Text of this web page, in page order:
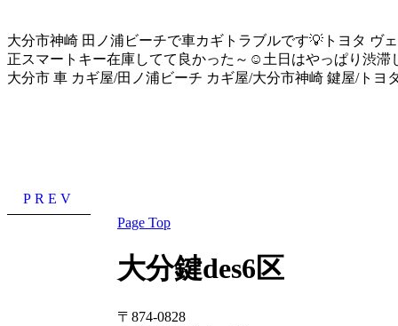
大分市神崎 田ノ浦ビーチで車カギトラブルです💡トヨタ ヴ
正スマートキー在庫してて良かった～☺️土日はやっぱり渋滞
大分市 車 カギ屋/田ノ浦ビーチ カギ屋/大分市神崎 鍵屋/トヨ
PREV
Page Top
大分鍵des6区
〒874-0828